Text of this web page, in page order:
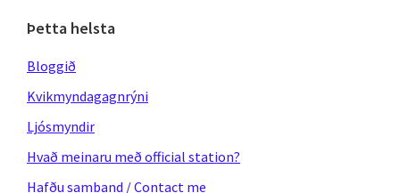
Þetta helsta
Bloggið
Kvikmyndagagnrýni
Ljósmyndir
Hvað meinaru með official station?
Hafðu samband / Contact me